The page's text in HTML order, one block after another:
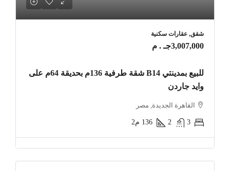
شقق, عقارات سكنية
3,007,000جـ . م
للبيع بمدينتي B14 شقة طرفية 136م بحديقة 64م على
وايد جاردن
القاهرة الجديدة, مصر
3
2
136 م2